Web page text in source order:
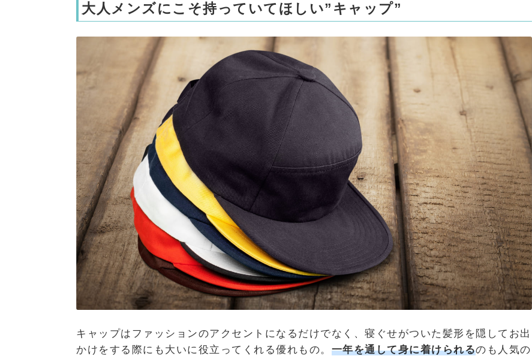
大人メンズにこそ持っていてほしい”キャップ”
キャップはファッションのアクセントになるだけでなく、寝ぐせがついた髪形を隠してお出
かけをする際にも大いに役立ってくれる優れもの。 一年を通して身に着けられるのも人気の